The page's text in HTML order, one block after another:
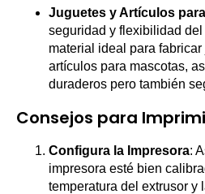
Juguetes y Artículos
seguridad y flexibilidad
material ideal para
artículos para mascotas,
duraderos pero también
Consejos para
Configura la Impresora:
impresora esté bien
temperatura del extrusor y